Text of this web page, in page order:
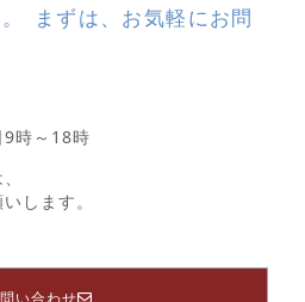
まずは、お気軽にお問
9時～18時
します。